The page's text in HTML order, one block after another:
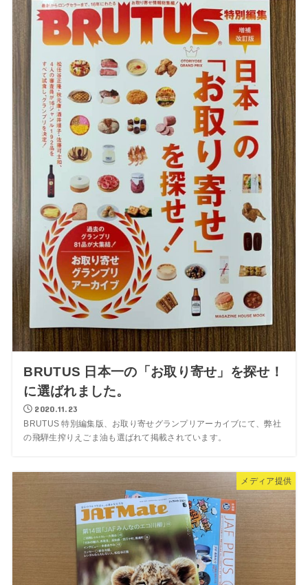
BRUTUS 日本一の「お取り寄せ」を探せ！
に選ばれました。
2020.11.23
BRUTUS 特別編集版、お取り寄せグランプリアーカイブにて、弊社
の飛騨生搾りえごま油も選ばれて掲載されています。
メディア提供